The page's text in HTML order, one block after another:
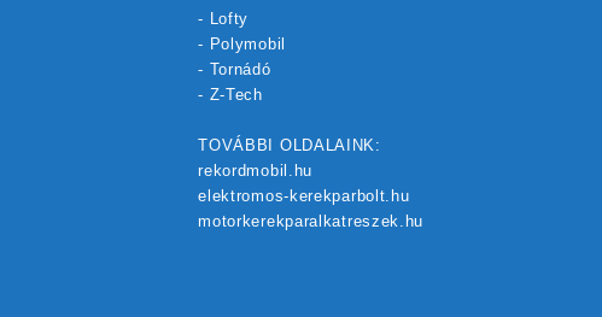
- Lofty
- Polymobil
- Tornádó
- Z-Tech
TOVÁBBI OLDALAINK:
rekordmobil.hu
elektromos-kerekparbolt.hu
motorkerekparalkatreszek.hu